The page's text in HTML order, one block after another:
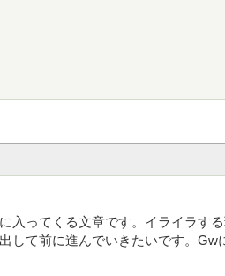
入ってくる文章です。イライラす
して前に進んでいきたいです。Gw